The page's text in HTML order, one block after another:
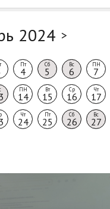
2024 >
Пт
4
Сб
5
Вс
6
ПН
7
ПН
14
Вт
15
Ср
16
Чт
17
Чт
24
Пт
25
Сб
26
Вс
27